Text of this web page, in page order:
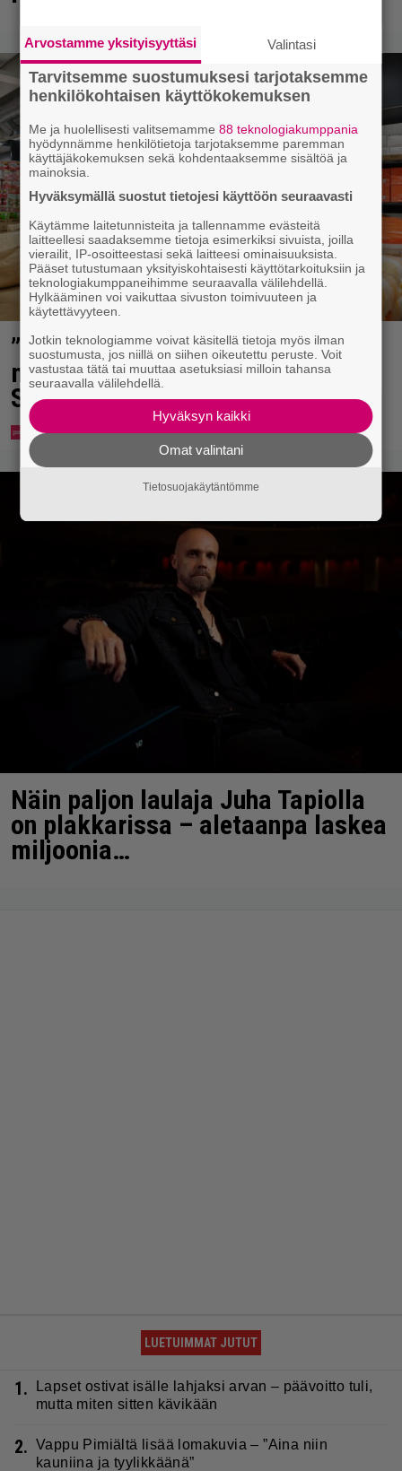
”Tavallista suurempia pakkauksia
myös perheille” – tänne aukee
Suomen toinen Prisma Tukku
Näin paljon laulaja Juha Tapiolla
on plakkarissa – aletaanpa laskea
miljoonia…
LUETUIMMAT JUTUT
1.
Lapset ostivat isälle lahjaksi arvan – päävoitto tuli,
mutta miten sitten kävikään
2. Vappu Pimiältä lisää lomakuvia – ”Aina niin
kauniina ja tyylikkäänä”
Arvostamme yksityisyyttäsi Valintasi
Tarvitsemme suostumuksesi tarjotaksemme
henkilökohtaisen käyttökokemuksen
Me ja huolellisesti valitsemamme88 teknologiakumppania
hyödynnämme henkilötietoja tarjotaksemme paremman
käyttäjäkokemuksen sekä kohdentaaksemme sisältöä ja
mainoksia.
Hyväksymällä suostut tietojesi käyttöön seuraavasti
Käytämme laitetunnisteita ja tallennamme evästeitä
laitteellesi saadaksemme tietoja esimerkiksi sivuista, joilla
vierailit, IP-osoitteestasi sekä laitteesi ominaisuuksista.
Pääset tutustumaan yksityiskohtaisesti käyttötarkoituksiin ja
teknologiakumppaneihimme seuraavalla välilehdellä.
Hylkääminen voi vaikuttaa sivuston toimivuuteen ja
käytettävyyteen.
Jotkin teknologiamme voivat käsitellä tietoja myös ilman
suostumusta, jos niillä on siihen oikeutettu peruste. Voit
vastustaa tätä tai muuttaa asetuksiasi milloin tahansa
seuraavalla välilehdellä.
Hyväksyn kaikki
Omat valintani
Tietosuojakäytäntömme